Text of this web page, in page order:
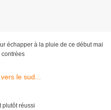
échapper à la pluie de ce début mai
contrées
plutôt réussi